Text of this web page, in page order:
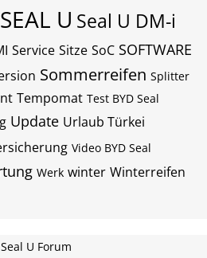
SEAL U Seal U DM-i
Service Sitze SoC SOFTWARE
Sommerreifen Splitter
Tempomat Test BYD Seal
Update Urlaub Türkei
Video BYD Seal
Werk winter Winterreifen
U Forum